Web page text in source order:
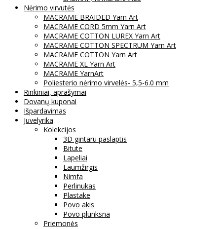
Nėrimo virvutės
MACRAME BRAIDED Yarn Art
MACRAME CORD 5mm Yarn Art
MACRAME COTTON LUREX Yarn Art
MACRAME COTTON SPECTRUM Yarn Art
MACRAME COTTON Yarn Art
MACRAME XL Yarn Art
MACRAME YarnArt
Poliesterio nėrimo virvelės- 5,5-6.0 mm
Rinkiniai, aprašymai
Dovanų kuponai
Išpardavimas
Juvelyrika
Kolekcijos
3D gintaru paslaptis
Bitute
Lapeliai
Laumžirgis
Nimfa
Perlinukas
Plastake
Povo akis
Povo plunksna
Priemonės